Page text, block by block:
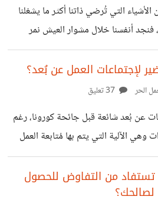
يهم أي مُستخدم للأجهزة التكنولوجية
وحساباته من الإختراق* تتعدد
التي تُرضي ذاتنا أكثر ما يشغلنا
فنجد أنفسنا خلال مشوار العيش نمر
أنها لا تؤثر فينا، حتى نصل إلى
حتى في أقل التفاصيل التي مرت
علينا! https://suar.me/5rl7y *التصنيف: دراما \ رعب
لشاب وفتاة في السيارة في طريقهم
ما يُراود الفتاة في طريقها هو التفكير
لإجتماعات العمل عن بُعد؟
الحر
عن بُعد شائعة قبل جائحة كورونا، رغم
وهي الآلية التي يتم بها مُتابعة العمل
أو الموظفين عن بُعد. ونظرًا لما نتج عن
الكثير من الشركات لإعتماد نظام عمل
الإجتماعات عن بُعد جزء أساسي من
من التفاوض للحصول